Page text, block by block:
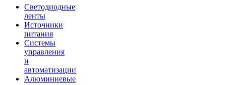
Светодиодные
ленты
Источники
питания
Системы
управления
и
автоматизации
Алюминиевые